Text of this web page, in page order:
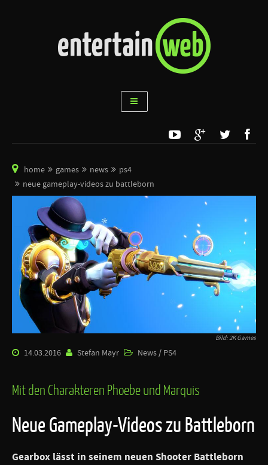
home games news
ps4
neue gameplay-videos zu battleborn
Bild: 2K Games
14.03.2016 Stefan Mayr News / PS4
Mit den Charakteren Phoebe und Marquis
Neue Gameplay-Videos zu Battleborn
Gearbox lässt in seinem neuen Shooter Battleborn